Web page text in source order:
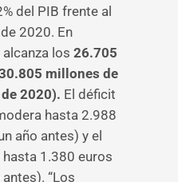
del PIB frente al
2020. En
los 26.705
millones de
2020). El déficit
hasta 2.988
año antes) y el
1.380 euros
“Los